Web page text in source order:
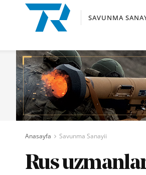
SAVUNMA
Anasayfa Savunma Sanayii
Rus uzmanlar